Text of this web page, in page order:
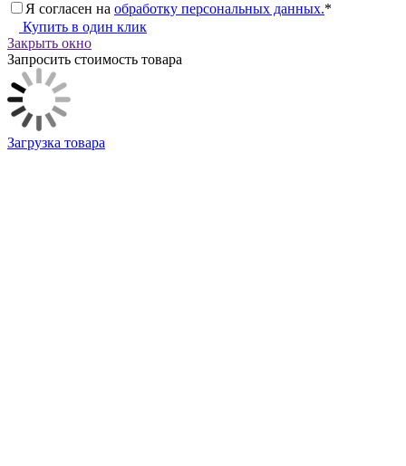
Я согласен на обработку персональных данных.*
Купить в один клик
Закрыть окно
Запросить стоимость товара
Загрузка товара